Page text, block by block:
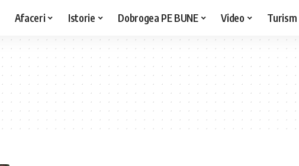
Afaceri Istorie Dobrogea PE BUNE Video Turism